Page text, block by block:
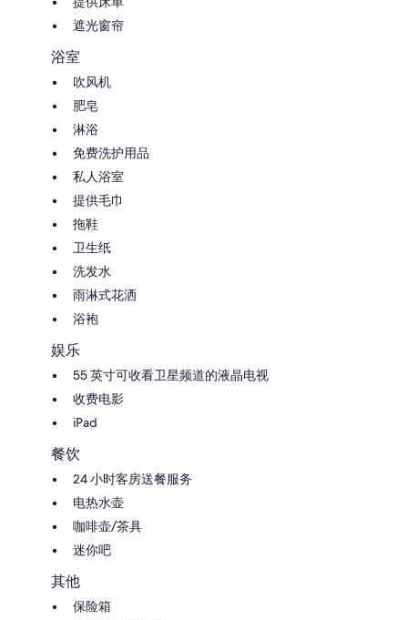
遮光窗帘
浴室
吹风机
肥皂
淋浴
免费洗护用品
私人浴室
提供毛巾
拖鞋
卫生纸
洗发水
雨淋式花洒
浴袍
娱乐
55 英寸可收看卫星频道的液晶电视
收费电影
iPad
餐饮
24 小时客房送餐服务
电热水壶
咖啡壶/茶具
迷你吧
其他
保险箱